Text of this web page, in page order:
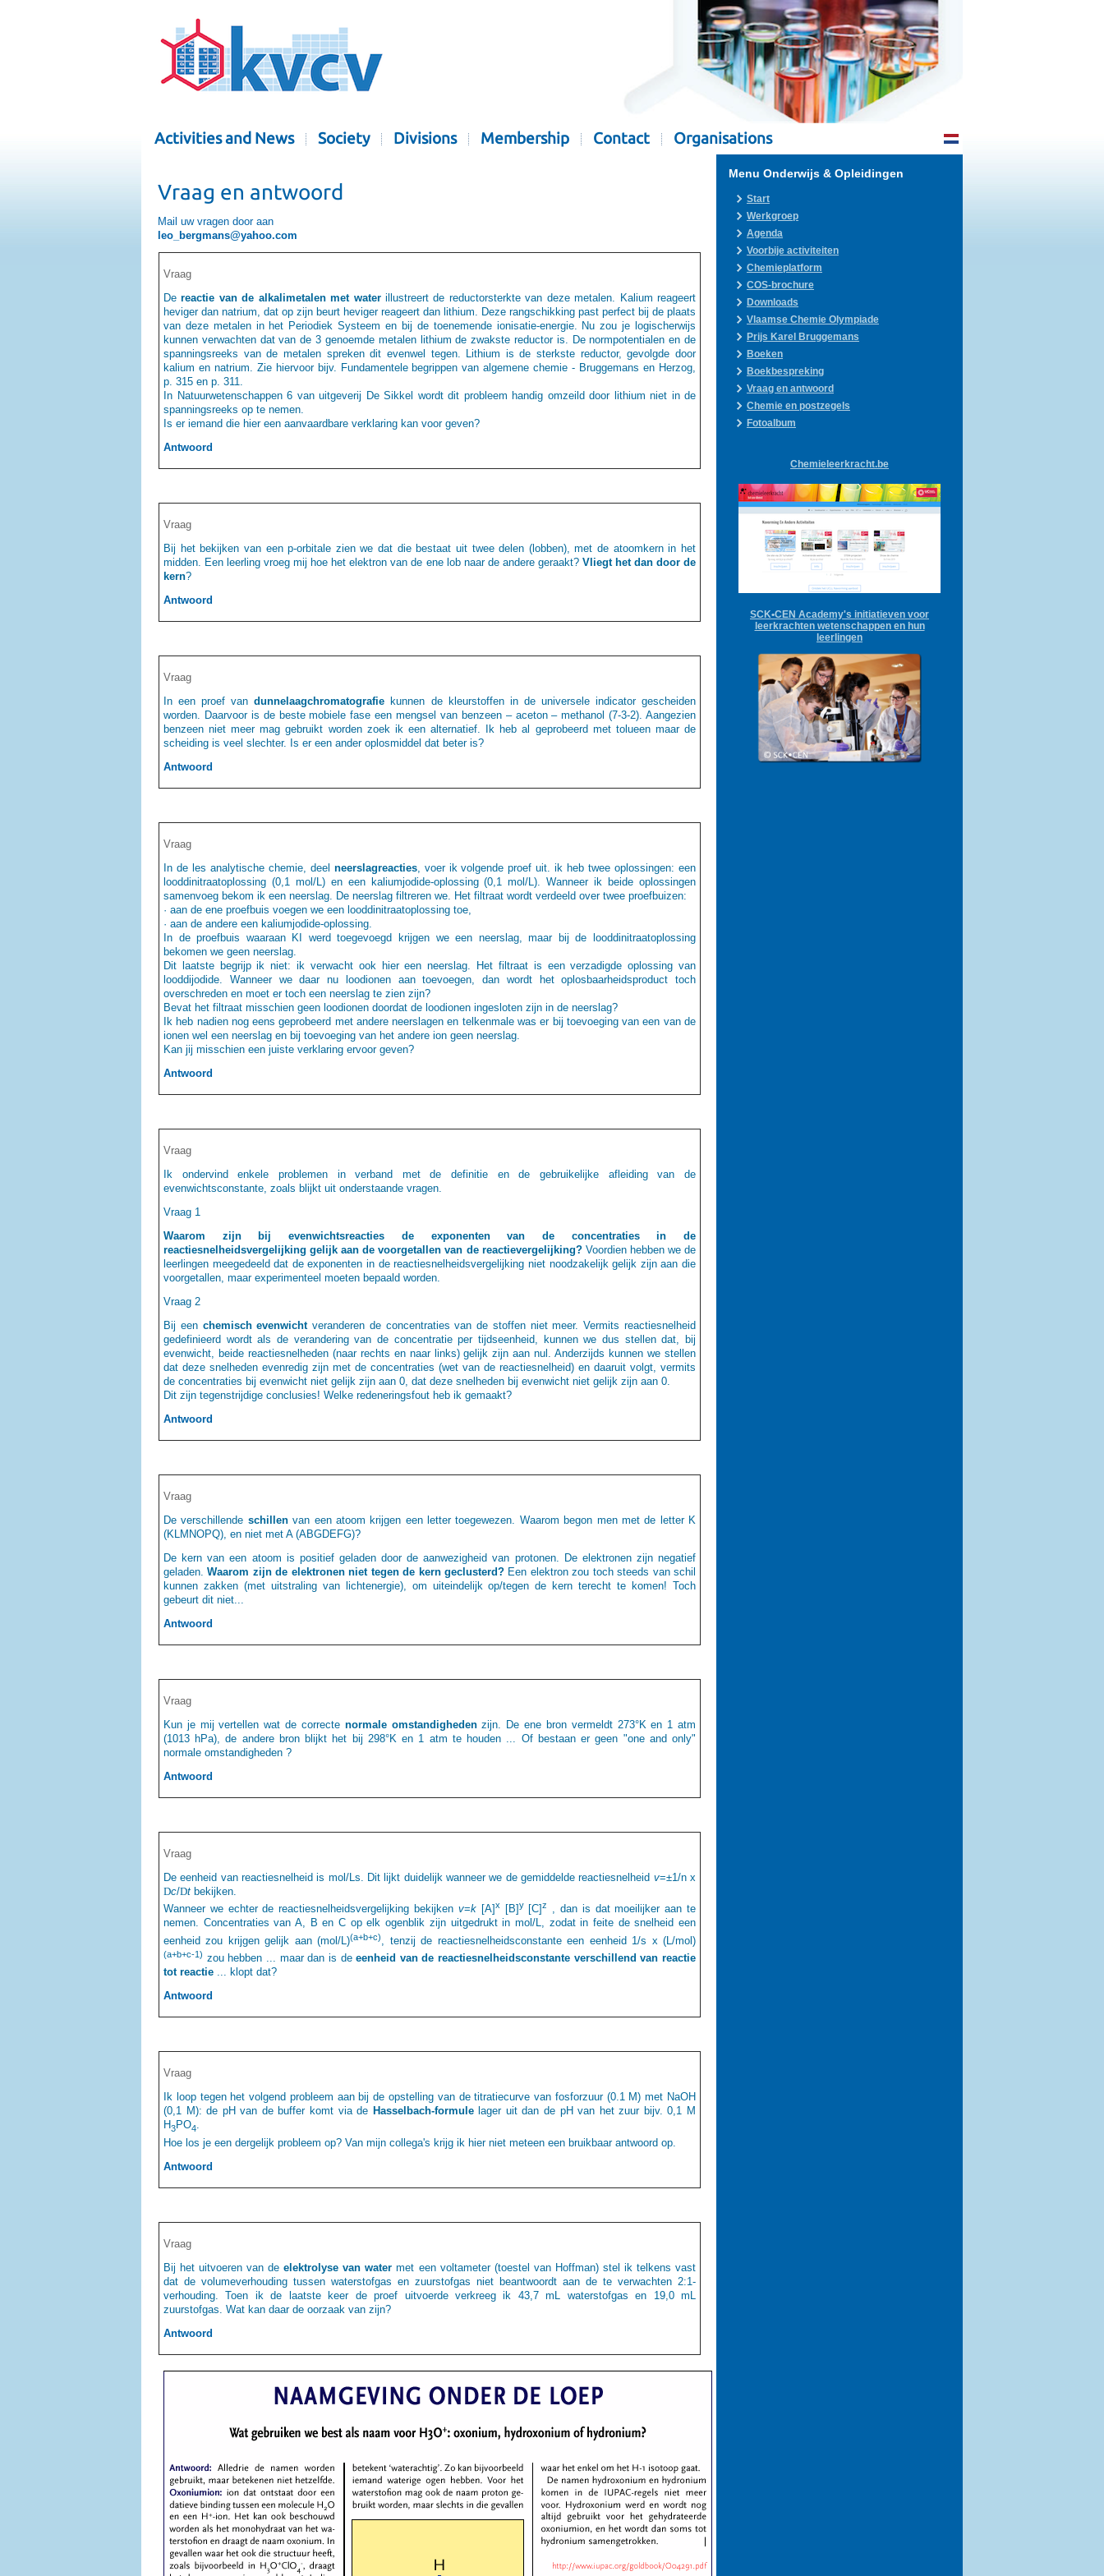
Activities and News Society Divisions Membership Contact Organisations
Vraag en antwoord
Mail uw vragen door aan
leo_bergmans@yahoo.com
Vraag
Dereactie van de alkalimetalen met waterillustreert de reductorsterkte van deze metalen. Kalium reageert
heviger dan natrium, dat op zijn beurt heviger reageert dan lithium. Deze rangschikking past perfect bij de plaats
van deze metalen in het Periodiek Systeem en bij de toenemende ionisatie-energie. Nu zou je logischerwijs
kunnen verwachten dat van de 3 genoemde metalen lithium de zwakste reductor is. De normpotentialen en de
spanningsreeks van de metalen spreken dit evenwel tegen. Lithium is de sterkste reductor, gevolgde door
kalium en natrium. Zie hiervoor bijv. Fundamentele begrippen van algemene chemie - Bruggemans en Herzog,
p. 315 en p. 311.
In Natuurwetenschappen 6 van uitgeverij De Sikkel wordt dit probleem handig omzeild door lithium niet in de
spanningsreeks op te nemen.
Is er iemand die hier een aanvaardbare verklaring kan voor geven?
Antwoord
Vraag
Bij het bekijken van een p-orbitale zien we dat die bestaat uit twee delen (lobben), met de atoomkern in het
midden. Een leerling vroeg mij hoe het elektron van de ene lob naar de andere geraakt? Vliegt het dan door de
kern?
Antwoord
Vraag
In een proef vandunnelaagchromatografie kunnen de kleurstoffen in de universele indicator gescheiden
worden. Daarvoor is de beste mobiele fase een mengsel van benzeen – aceton – methanol (7-3-2). Aangezien
benzeen niet meer mag gebruikt worden zoek ik een alternatief. Ik heb al geprobeerd met tolueen maar de
scheiding is veel slechter. Is er een ander oplosmiddel dat beter is?
Antwoord
Vraag
In de les analytische chemie, deel neerslagreacties, voer ik volgende proef uit. ik heb twee oplossingen: een
looddinitraatoplossing (0,1 mol/L) en een kaliumjodide-oplossing (0,1 mol/L). Wanneer ik beide oplossingen
samenvoeg bekom ik een neerslag. De neerslag filtreren we. Het filtraat wordt verdeeld over twee proefbuizen:
· aan de ene proefbuis voegen we een looddinitraatoplossing toe,
· aan de andere een kaliumjodide-oplossing.
In de proefbuis waaraan KI werd toegevoegd krijgen we een neerslag, maar bij de looddinitraatoplossing
bekomen we geen neerslag.
Dit laatste begrijp ik niet: ik verwacht ook hier een neerslag. Het filtraat is een verzadigde oplossing van
looddijodide. Wanneer we daar nu loodionen aan toevoegen, dan wordt het oplosbaarheidsproduct toch
overschreden en moet er toch een neerslag te zien zijn?
Bevat het filtraat misschien geen loodionen doordat de loodionen ingesloten zijn in de neerslag?
Ik heb nadien nog eens geprobeerd met andere neerslagen en telkenmale was er bij toevoeging van een van de
ionen wel een neerslag en bij toevoeging van het andere ion geen neerslag.
Kan jij misschien een juiste verklaring ervoor geven?
Antwoord
Vraag
Ik ondervind enkele problemen in verband met de definitie en de gebruikelijke afleiding van de
evenwichtsconstante, zoals blijkt uit onderstaande vragen.
Vraag 1
Waarom zijn bij evenwichtsreacties de exponenten van de concentraties in de
reactiesnelheidsvergelijking gelijk aan de voorgetallen van de reactievergelijking?Voordien hebben we de
leerlingen meegedeeld dat de exponenten in de reactiesnelheidsvergelijking niet noodzakelijk gelijk zijn aan die
voorgetallen, maar experimenteel moeten bepaald worden.
Vraag 2
Bij een chemisch evenwichtveranderen de concentraties van de stoffen niet meer. Vermits reactiesnelheid
gedefinieerd wordt als de verandering van de concentratie per tijdseenheid, kunnen we dus stellen dat, bij
evenwicht, beide reactiesnelheden (naar rechts en naar links) gelijk zijn aan nul. Anderzijds kunnen we stellen
dat deze snelheden evenredig zijn met de concentraties (wet van de reactiesnelheid) en daaruit volgt, vermits
de concentraties bij evenwicht niet gelijk zijn aan 0, dat deze snelheden bij evenwicht niet gelijk zijn aan 0.
Dit zijn tegenstrijdige conclusies! Welke redeneringsfout heb ik gemaakt?
Antwoord
Vraag
De verschillende schillenvan een atoom krijgen een letter toegewezen. Waarom begon men met de letter K
(KLMNOPQ), en niet met A (ABGDEFG)?
De kern van een atoom is positief geladen door de aanwezigheid van protonen. De elektronen zijn negatief
geladen.Waarom zijn de elektronen niet tegen de kern geclusterd?Een elektron zou toch steeds van schil
kunnen zakken (met uitstraling van lichtenergie), om uiteindelijk op/tegen de kern terecht te komen! Toch
gebeurt dit niet...
Antwoord
Vraag
Kun je mij vertellen wat de correcte normale omstandighedenzijn. De ene bron vermeldt 273°K en 1 atm
(1013 hPa), de andere bron blijkt het bij 298°K en 1 atm te houden ... Of bestaan er geen "one and only"
normale omstandigheden ?
Antwoord
Vraag
De eenheid van reactiesnelheid is mol/Ls. Dit lijkt duidelijk wanneer we de gemiddelde reactiesnelheid v=±1/n x
Dc/Dt bekijken.
Wanneer we echter de reactiesnelheidsvergelijking bekijken v=k[A]x[B]y [C]z
, dan is dat moeilijker aan te
nemen. Concentraties van A, B en C op elk ogenblik zijn uitgedrukt in mol/L, zodat in feite de snelheid een
eenheid zou krijgen gelijk aan (mol/L)(a+b+c) , tenzij de reactiesnelheidsconstante een eenheid 1/s x (L/mol)
(a+b+c-1) zou hebben ... maar dan is deeenheid van de reactiesnelheidsconstante verschillend van reactie
tot reactie ... klopt dat?
Antwoord
Vraag
Ik loop tegen het volgend probleem aan bij de opstelling van de titratiecurve van fosforzuur (0.1 M) met NaOH
(0,1 M): de pH van de buffer komt via de Hasselbach-formulelager uit dan de pH van het zuur bijv. 0,1 M
H3PO4.
Hoe los je een dergelijk probleem op? Van mijn collega's krijg ik hier niet meteen een bruikbaar antwoord op.
Antwoord
Vraag
Bij het uitvoeren van deelektrolyse van water met een voltameter (toestel van Hoffman) stel ik telkens vast
dat de volumeverhouding tussen waterstofgas en zuurstofgas niet beantwoordt aan de te verwachten 2:1-
verhouding. Toen ik de laatste keer de proef uitvoerde verkreeg ik 43,7 mL waterstofgas en 19,0 mL
zuurstofgas. Wat kan daar de oorzaak van zijn?
Antwoord
Menu Onderwijs & Opleidingen
Start
Werkgroep
Agenda
Voorbije activiteiten
Chemieplatform
COS-brochure
Downloads
Vlaamse Chemie Olympiade
Prijs Karel Bruggemans
Boeken
Boekbespreking
Vraag en antwoord
Chemie en postzegels
Fotoalbum
Chemieleerkracht.be
SCK•CEN Academy's initiatieven voor
leerkrachten wetenschappen en hun
leerlingen